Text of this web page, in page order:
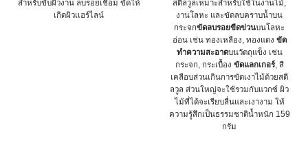
สำหรับขับผิวงาน ลบรอยเชื่อม ขัดให้
เกิดผิวเเฮร์ไลน์
สตีลวูลเหมาะสำหรับใช้ในงานไม้,
งานโลหะ และขัดลบคราบน้ำบน
กระจกขัดลบรอยขีดข่วนบนโลหะ
อ่อน เช่น ทองเหลือง, ทองแดง ขัด
ทำความสะอาดบนวัตถุแข็ง เช่น
กระจก, กระเบื้อง ขัดแลกเกอร์, สี
เคลือบส่วนเกินการขัดเงาไม้ด้วยสตี
ลวูล ส่วนใหญ่จะใช้รวมกับแวกซ์ ผิว
ไม้ที่ได้จะเรียบลื่นและเงางาม ให้
ความรู้สึกเป็นธรรมชาติน้ำหนัก 159
กรัม